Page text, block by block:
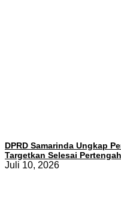
DPRD Samarinda Ungkap
Targetkan Selesai
Juli 10, 2026